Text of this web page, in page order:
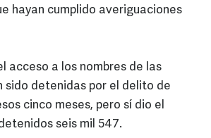
hayan cumplido averiguaciones
acceso a los nombres de las
sido detenidas por el delito de
cinco meses, pero sí dio el
seis mil 547.